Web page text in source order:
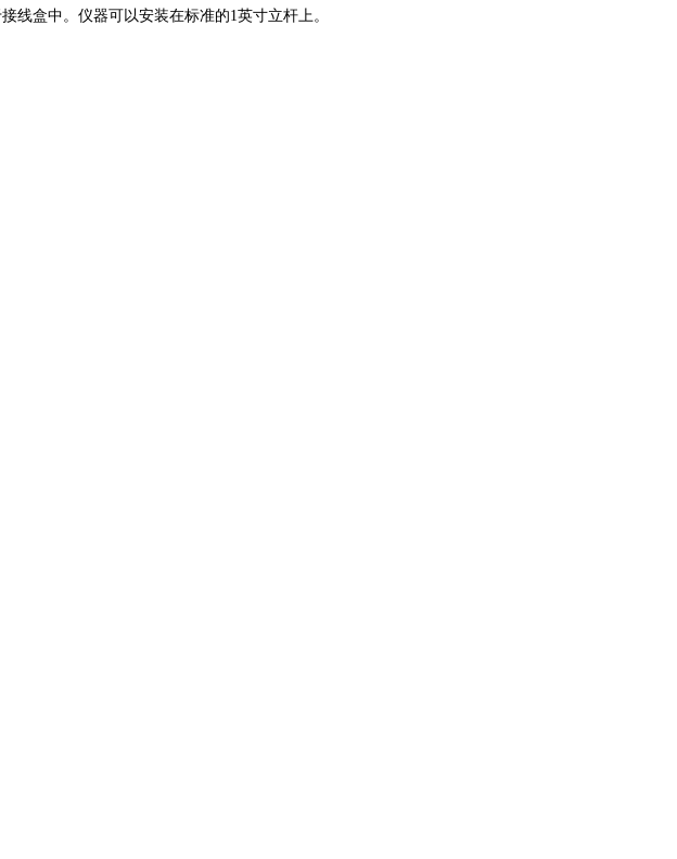
线盒中。仪器可以安装在标准的1英寸立杆上。